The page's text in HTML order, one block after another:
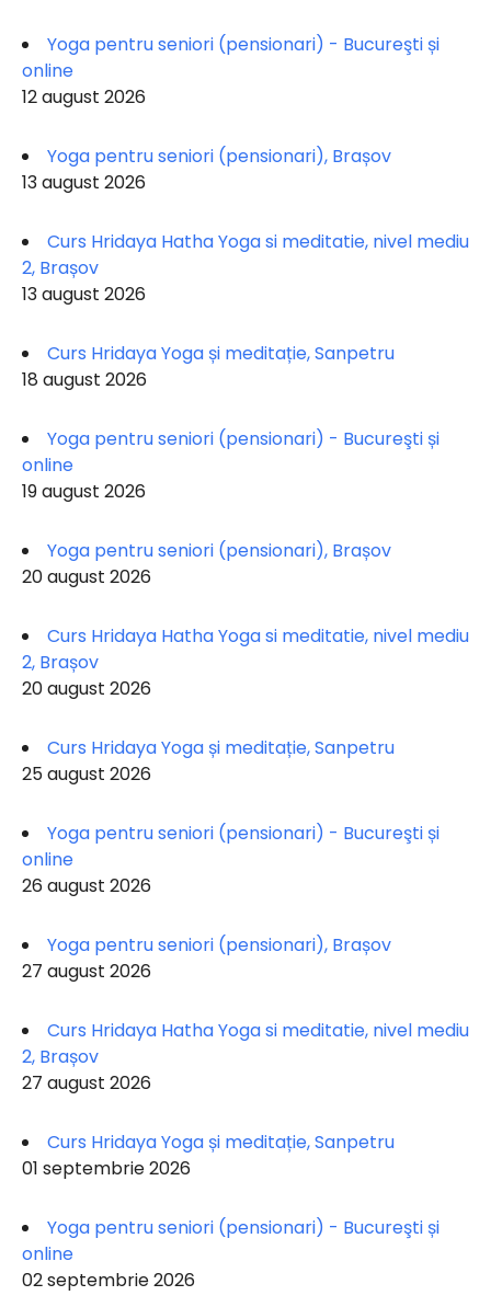
Yoga pentru seniori (pensionari) - Bucureşti și
online
12 august 2026
Yoga pentru seniori (pensionari), Brașov
13 august 2026
Curs Hridaya Hatha Yoga si meditatie, nivel mediu
2, Brașov
13 august 2026
Curs Hridaya Yoga și meditație, Sanpetru
18 august 2026
Yoga pentru seniori (pensionari) - Bucureşti și
online
19 august 2026
Yoga pentru seniori (pensionari), Brașov
20 august 2026
Curs Hridaya Hatha Yoga si meditatie, nivel mediu
2, Brașov
20 august 2026
Curs Hridaya Yoga și meditație, Sanpetru
25 august 2026
Yoga pentru seniori (pensionari) - Bucureşti și
online
26 august 2026
Yoga pentru seniori (pensionari), Brașov
27 august 2026
Curs Hridaya Hatha Yoga si meditatie, nivel mediu
2, Brașov
27 august 2026
Curs Hridaya Yoga și meditație, Sanpetru
01 septembrie 2026
Yoga pentru seniori (pensionari) - Bucureşti și
online
02 septembrie 2026